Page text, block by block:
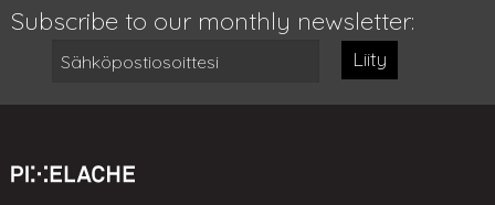
Subscribe to our monthly newsletter:
Liity